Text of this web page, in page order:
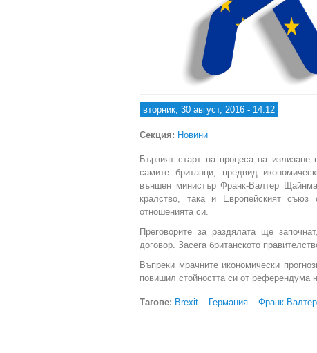
вторник, 30 август, 2016 - 14:12
Секция: Новини
Бързият старт на процеса на
самите британци, предвид
външен министър Франк-Валтер
кралство, така и Европейският
отношенията си.
Преговорите за раздялата ще
договор. Засега британското
Въпреки мрачните икономически
повишил стойността си от референдума
Тагове: Brexit Германия Франк-